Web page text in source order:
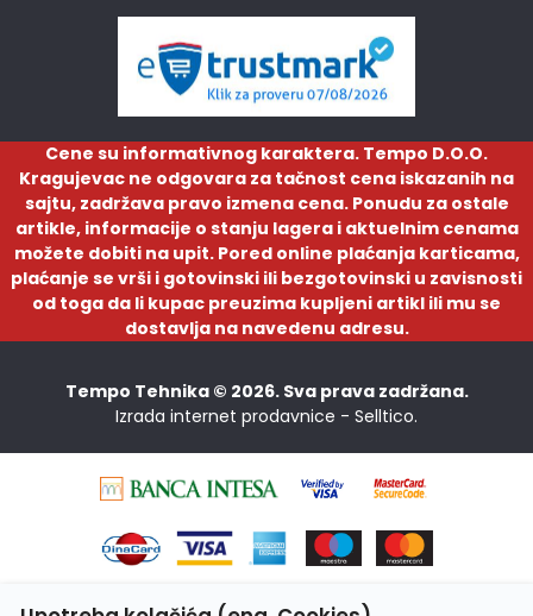
Cene su informativnog karaktera. Tempo D.O.O.
Kragujevac ne odgovara za tačnost cena iskazanih na
sajtu, zadržava pravo izmena cena. Ponudu za ostale
artikle, informacije o stanju lagera i aktuelnim cenama
možete dobiti na upit. Pored online plaćanja karticama,
plaćanje se vrši i gotovinski ili bezgotovinski u zavisnosti
od toga da li kupac preuzima kupljeni artikl ili mu se
dostavlja na navedenu adresu.
Tempo Tehnika © 2026. Sva prava zadržana.
Izrada internet prodavnice - Selltico.